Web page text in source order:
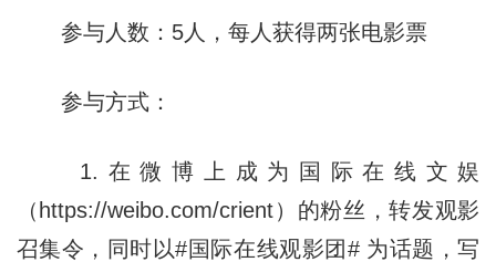
参与人数：5人，每人获得两张电影票
参与方式：
1.在微博上成为国际在线文娱
（https://weibo.com/crient）的粉丝，转发观影
召集令，同时以#国际在线观影团# 为话题，写